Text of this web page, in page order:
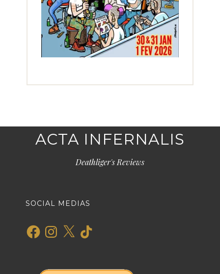
ACTA INFERNALIS
Deathliger's Reviews
SOCIAL MEDIAS
FacebookInstagram
X TikTok